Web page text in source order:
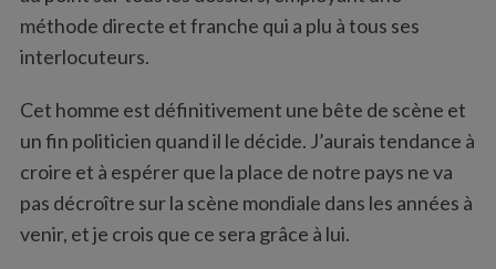
méthode directe et franche qui a plu à tous ses
interlocuteurs.
Cet homme est définitivement une bête de scène et
un fin politicien quand il le décide. J’aurais tendance à
croire et à espérer que la place de notre pays ne va
pas décroître sur la scène mondiale dans les années à
venir, et je crois que ce sera grâce à lui.